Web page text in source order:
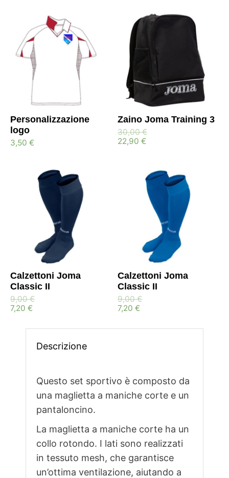
Personalizzazione
logo
3,50 €
Zaino Joma Training 3
30,00€
22,90 €
Calzettoni Joma
Classic II
9,00€
7,20 €
Calzettoni Joma
Classic II
9,00€
7,20 €
Descrizione
Questo set sportivo è composto da
una maglietta a maniche corte e un
pantaloncino.
La maglietta a maniche corte ha un
collo rotondo. I lati sono realizzati
in tessuto mesh, che garantisce
un’ottima ventilazione, aiutando a